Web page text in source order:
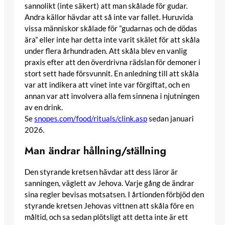
sannolikt (inte säkert) att man skålade för gudar.
Andra källor hävdar att så inte var fallet. Huruvida
vissa människor skålade för ”gudarnas och de dödas
ära” eller inte har detta inte varit skälet för att skåla
under flera århundraden. Att skåla blev en vanlig
praxis efter att den överdrivna rädslan för demoner i
stort sett hade försvunnit. En anledning till att skåla
var att indikera att vinet inte var förgiftat, och en
annan var att involvera alla fem sinnena i njutningen
av en drink.
Sesnopes.com/food/rituals/clink.aspsedan januari
2026.
Man ändrar hållning/ställning
Den styrande kretsen hävdar att dess läror är
sanningen, väglett av Jehova. Varje gång de ändrar
sina regler bevisas motsatsen. I årtionden förbjöd den
styrande kretsen Jehovas vittnen att skåla före en
måltid, och sa sedan plötsligt att detta inte är ett